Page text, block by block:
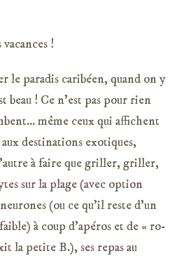
!
le paradis caribéen, quand on y
beau ! Ce n’est pas pour rien
même ceux qui affichent
destinations exotiques,
à faire que griller, griller,
sur la plage (avec option
neurones (ou ce qu’il reste d’un
à coup d’apéros et de « ro-
la petite B.), ses repas au